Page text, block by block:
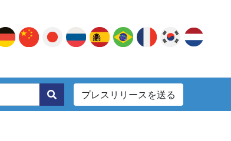
プレスリリースを送る